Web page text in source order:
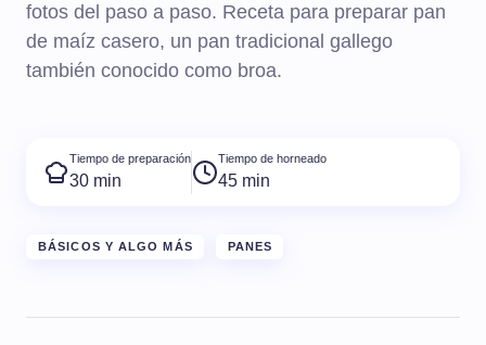
fotos del paso a paso. Receta para preparar pan
de maíz casero, un pan tradicional gallego
también conocido como broa.
Tiempo de preparación
30 min
Tiempo de horneado
45 min
BÁSICOS Y ALGO MÁS PANES